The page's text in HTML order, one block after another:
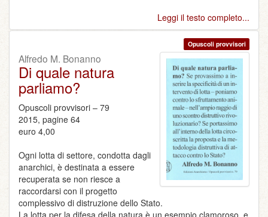
Leggi il testo completo...
Opuscoli provvisori
Alfredo M. Bonanno
Di quale natura
parliamo?
Opuscoli provvisori – 79
2015, pagine 64
euro 4,00
Ogni lotta di settore, condotta dagli
anarchici, è destinata a essere
recuperata se non riesce a
raccordarsi con il progetto
complessivo di distruzione dello Stato.
La lotta per la difesa della natura è un esempio clamoroso, e